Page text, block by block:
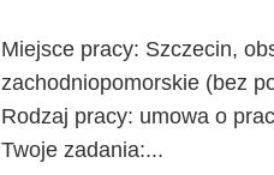
Miejsce pracy: Szczecin,
zachodniopomorskie (bez
Rodzaj pracy: umowa o
Twoje zadania:...